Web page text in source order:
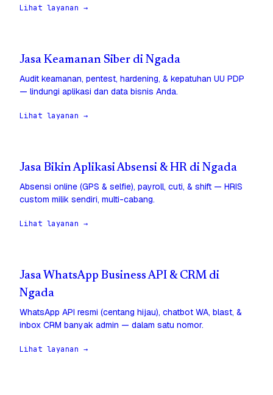
Lihat layanan →
Jasa Keamanan Siber di Ngada
Audit keamanan, pentest, hardening, & kepatuhan UU PDP
— lindungi aplikasi dan data bisnis Anda.
Lihat layanan →
Jasa Bikin Aplikasi Absensi & HR di Ngada
Absensi online (GPS & selfie), payroll, cuti, & shift — HRIS
custom milik sendiri, multi-cabang.
Lihat layanan →
Jasa WhatsApp Business API & CRM di
Ngada
WhatsApp API resmi (centang hijau), chatbot WA, blast, &
inbox CRM banyak admin — dalam satu nomor.
Lihat layanan →